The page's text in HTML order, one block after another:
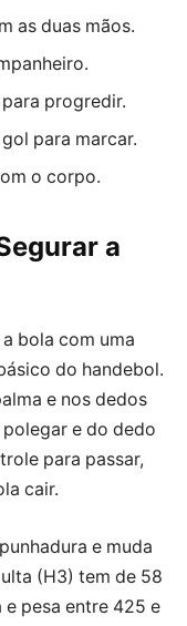
as duas mãos.
progredir.
para marcar.
o corpo.
a
bola com uma
do handebol.
e nos dedos
e do dedo
para passar,
cair.
e muda
(H3) tem de 58
pesa entre 425 e